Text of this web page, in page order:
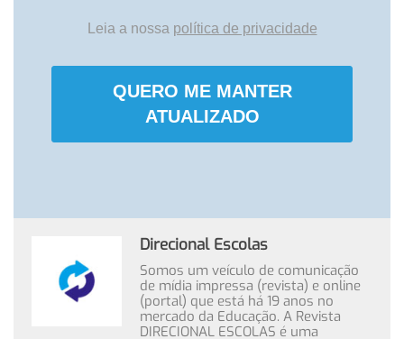
Leia a nossa política de privacidade
QUERO ME MANTER
ATUALIZADO
Direcional Escolas
Somos um veículo de comunicação
de mídia impressa (revista) e online
(portal) que está há 19 anos no
mercado da Educação. A Revista
DIRECIONAL ESCOLAS é uma